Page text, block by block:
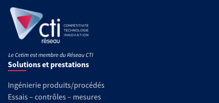
Solutions et prestations
Ingénierie produits/procédés
Essais – contrôles – mesures